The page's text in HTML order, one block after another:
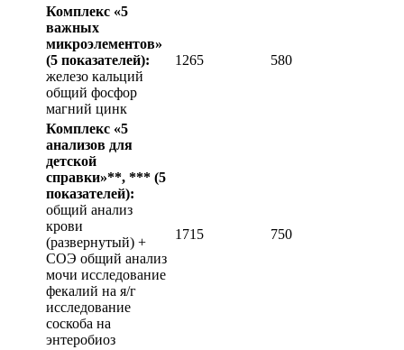
Комплекс «5
важных
микроэлементов»
(5 показателей):
железо кальций
общий фосфор
магний цинк
1265 580
Комплекс «5
анализов для
детской
справки»**, *** (5
показателей):
общий анализ
крови
(развернутый) +
СОЭ общий анализ
мочи исследование
фекалий на я/г
исследование
соскоба на
энтеробиоз
1715 750